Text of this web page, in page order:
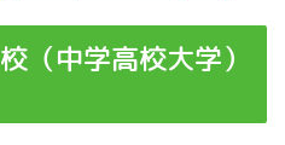
（中学高校大学）